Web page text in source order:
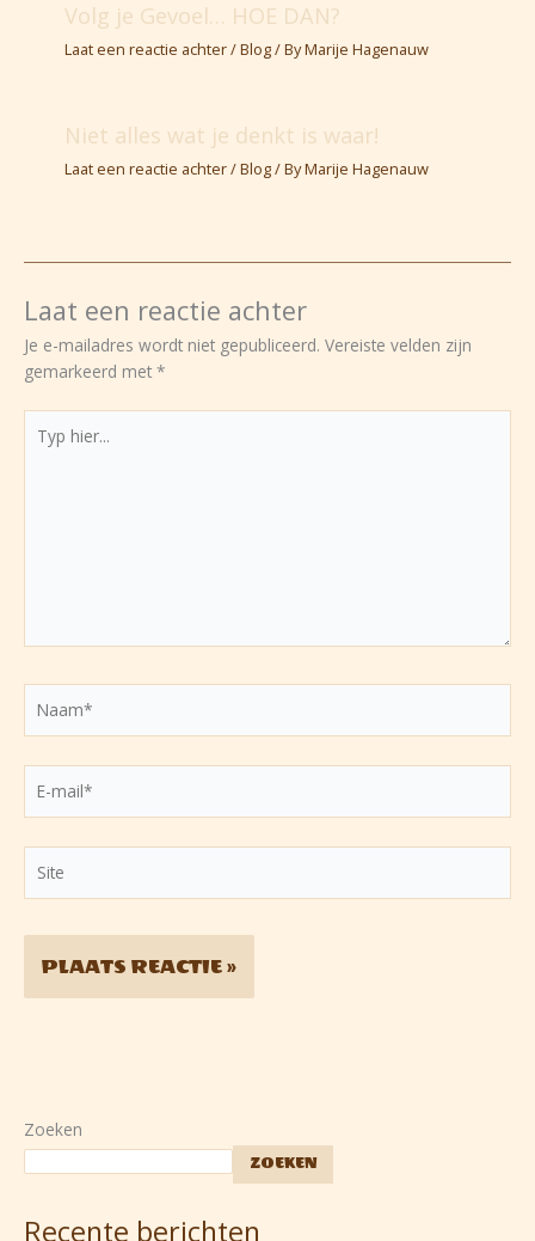
Volg je Gevoel… HOE DAN?
Laat een reactie achter/Blog/ ByMarije Hagenauw
Niet alles wat je denkt is waar!
Laat een reactie achter/Blog/ ByMarije Hagenauw
Laat een reactie achter
Je e-mailadres wordt niet gepubliceerd. Vereiste velden zijn
gemarkeerd met *
hier...
mail*
Zoeken
ZOEKEN
Recente berichten